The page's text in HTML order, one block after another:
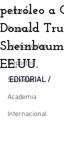
Edomex
Finanzas
Espectáculos
Deportes
Sociedad
Academia
Internacional
petróleo a
Donald
EE.UU.
EDITORIAL /